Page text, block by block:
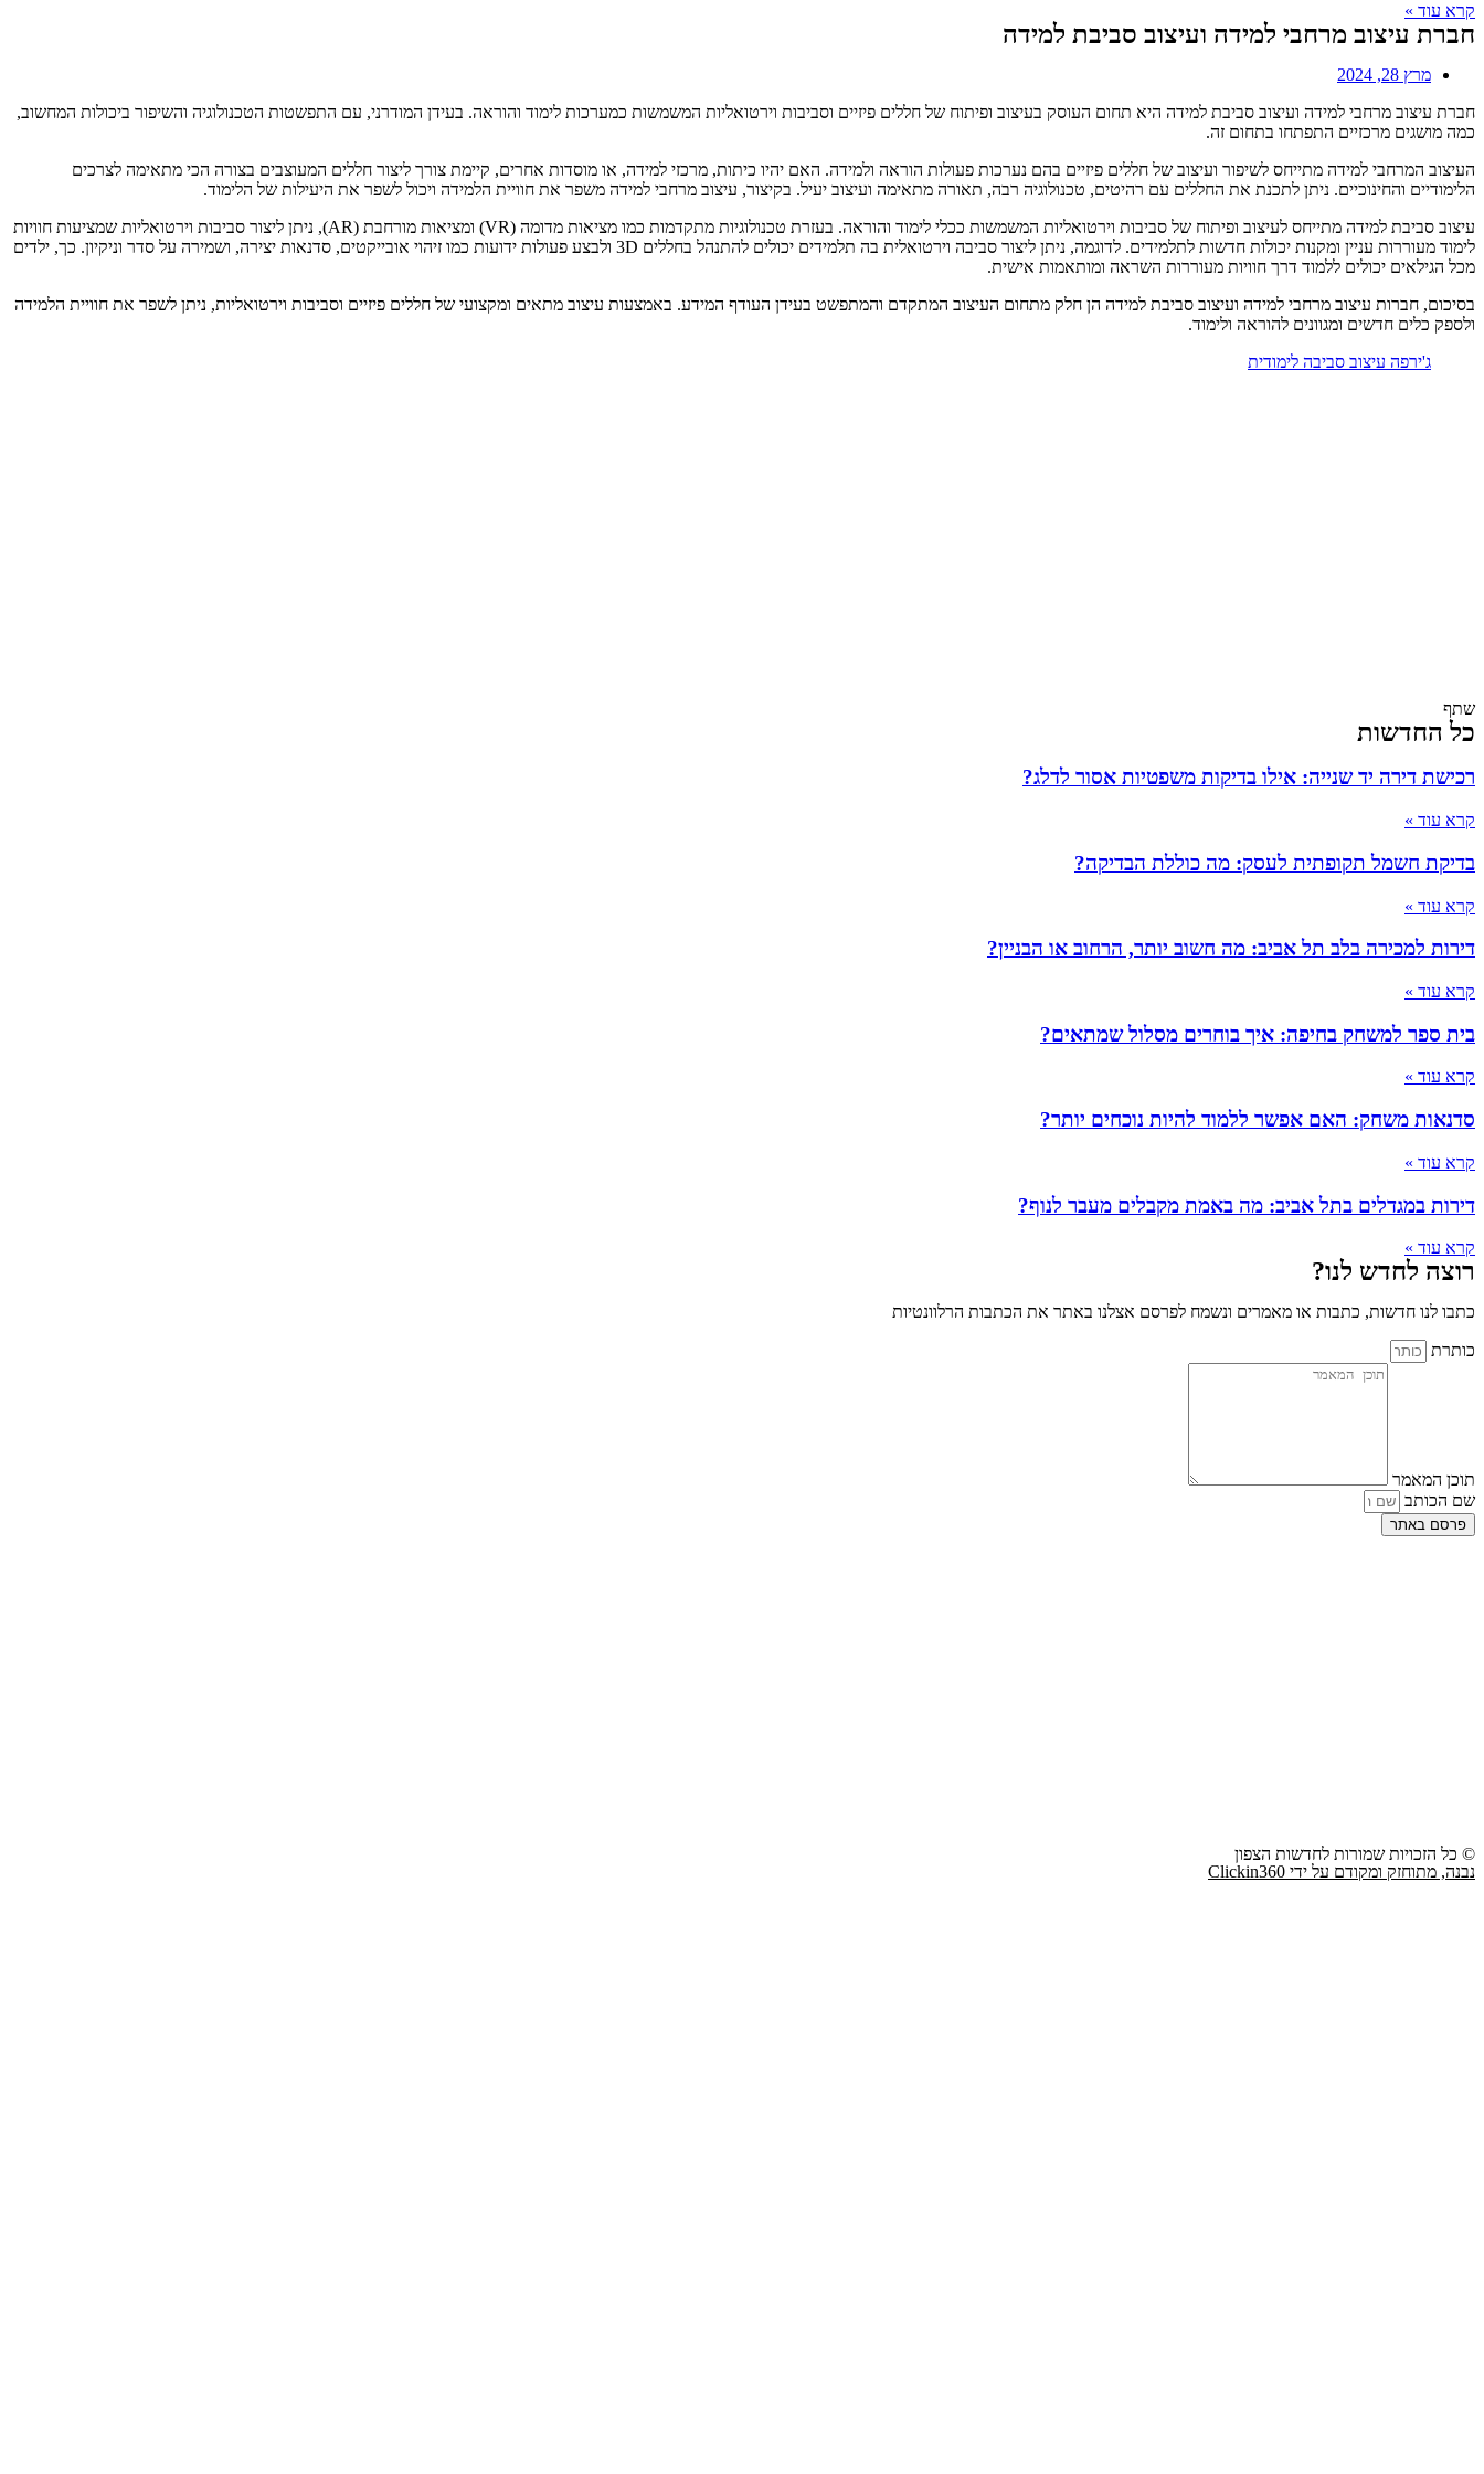
קרא עוד »
חברת עיצוב מרחבי למידה ועיצוב סביבת למידה
מרץ 28, 2024
חברת עיצוב מרחבי למידה ועיצוב סביבת למידה היא תחום העוסק בעיצוב ופיתוח של חללים פיזיים וסביבות וירטואליות המשמשות כמערכות לימוד והוראה. בעידן המודרני, עם התפשטות הטכנולוגיה והשיפור ביכולות המחשוב,
כמה מושגים מרכזיים התפתחו בתחום זה.
העיצוב המרחבי למידה מתייחס לשיפור ועיצוב של חללים פיזיים בהם נערכות פעולות הוראה ולמידה. האם יהיו כיתות, מרכזי למידה, או מוסדות אחרים, קיימת צורך ליצור חללים המעוצבים בצורה הכי מתאימה לצרכים
הלימודיים והחינוכיים. ניתן לתכנת את החללים עם רהיטים, טכנולוגיה רבה, תאורה מתאימה ועיצוב יעיל. בקיצור, עיצוב מרחבי למידה משפר את חוויית הלמידה ויכול לשפר את היעילות של הלימוד.
עיצוב סביבת למידה מתייחס לעיצוב ופיתוח של סביבות וירטואליות המשמשות ככלי לימוד והוראה. בעזרת טכנולוגיות מתקדמות כמו מציאות מדומה (VR) ומציאות מורחבת (AR), ניתן ליצור סביבות וירטואליות שמציעות חוויות
לימוד מעוררות עניין ומקנות יכולות חדשות לתלמידים. לדוגמה, ניתן ליצור סביבה וירטואלית בה תלמידים יכולים להתנהל בחללים 3D ולבצע פעולות ידועות כמו זיהוי אובייקטים, סדנאות יצירה, ושמירה על סדר וניקיון. כך, ילדים
מכל הגילאים יכולים ללמוד דרך חוויות מעוררות השראה ומותאמות אישית.
בסיכום, חברות עיצוב מרחבי למידה ועיצוב סביבת למידה הן חלק מתחום העיצוב המתקדם והמתפשט בעידן העודף המידע. באמצעות עיצוב מתאים ומקצועי של חללים פיזיים וסביבות וירטואליות, ניתן לשפר את חוויית הלמידה
ולספק כלים חדשים ומגוונים להוראה ולימוד.
ג'ירפה עיצוב סביבה לימודית
שתף
כל החדשות
רכישת דירה יד שנייה: אילו בדיקות משפטיות אסור לדלג?
קרא עוד »
בדיקת חשמל תקופתית לעסק: מה כוללת הבדיקה?
קרא עוד »
דירות למכירה בלב תל אביב: מה חשוב יותר, הרחוב או הבניין?
קרא עוד »
בית ספר למשחק בחיפה: איך בוחרים מסלול שמתאים?
קרא עוד »
סדנאות משחק: האם אפשר ללמוד להיות נוכחים יותר?
קרא עוד »
דירות במגדלים בתל אביב: מה באמת מקבלים מעבר לנוף?
קרא עוד »
רוצה לחדש לנו?
כתבו לנו חדשות, כתבות או מאמרים ונשמח לפרסם אצלנו באתר את הכתבות הרלוונטיות
כותרת
תוכן המאמר
שם הכותב
פרסם באתר
© כל הזכויות שמורות לחדשות הצפון
נבנה, מתוחזק ומקודם על ידי Clickin360